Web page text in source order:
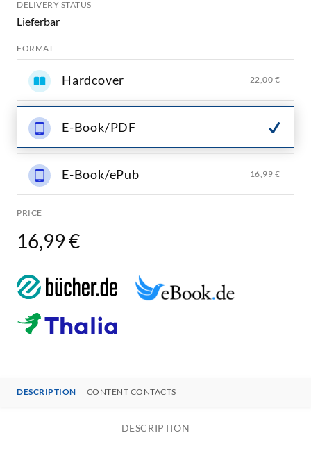
DELIVERY STATUS
Lieferbar
FORMAT
Hardcover 22,00 €
E-Book/PDF
E-Book/ePub 16,99 €
PRICE
16,99 €
DESCRIPTION CONTENT CONTACTS
DESCRIPTION